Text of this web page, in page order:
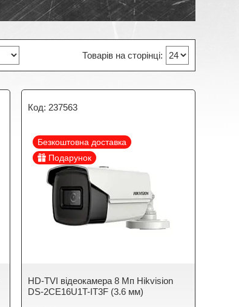
237563
Безкоштовна доставка
Подарунок
HD-TVI відеокамера 8 Мп Hikvision
DS-2CE16U1T-IT3F (3.6 мм)